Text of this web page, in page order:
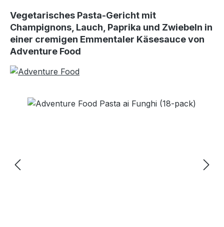
Vegetarisches Pasta-Gericht mit
Champignons, Lauch, Paprika und Zwiebeln in
einer cremigen Emmentaler Käsesauce von
Adventure Food
Bildergalerie überspringen